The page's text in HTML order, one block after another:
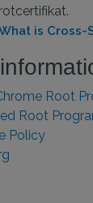
is Cross-
Root
Root
Policy